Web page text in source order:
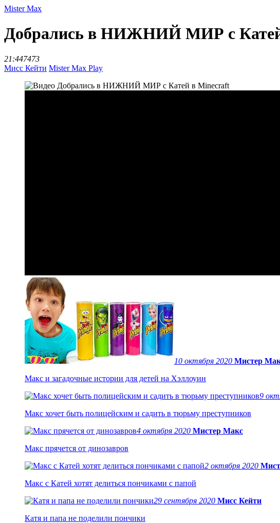
Mister Max
Добрались в НИЖНИЙ МИР с
21:447473
Мисс Кейти Mister Max Play
10 октября 2020 Мистер
Макс и загадочные истории для детей на Хэллоуин
9
Макс хочет быть полицейским и садить в тюрьму преступников
4 октября 2020 Мистер Макс
Макс прячется от динозавров
2 октября 2020
Макс с Катей хотят делиться пончиками с папой
29 сентября 2020 Мисс Кейти
Катя и папа не поделили пончики